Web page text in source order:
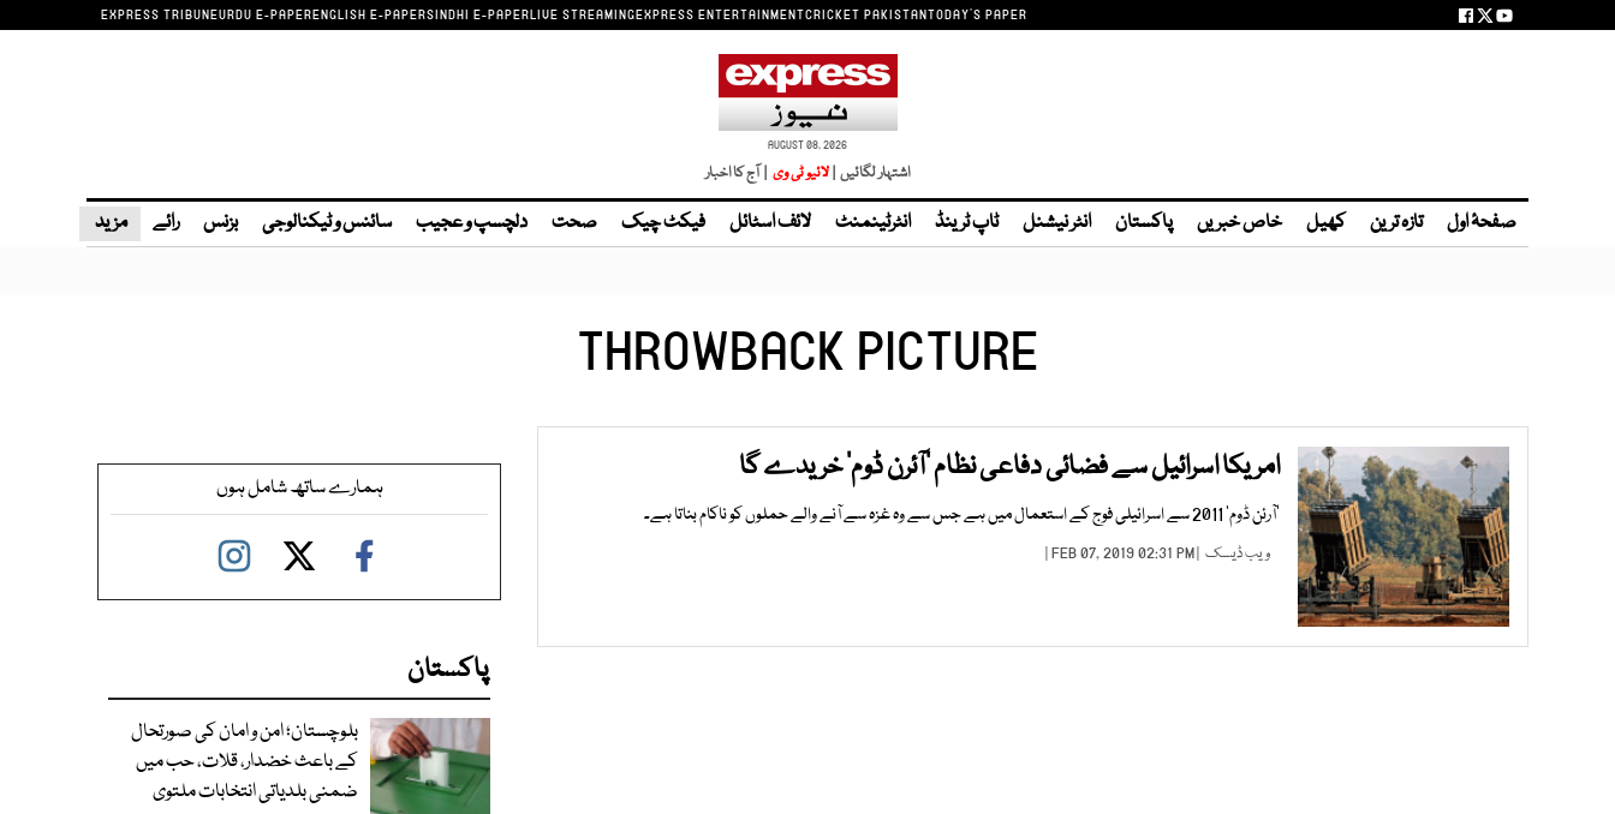
EXPRESS TRIBUNEURDU E-PAPERENGLISH E-PAPERSINDHI E-PAPERLIVE STREAMINGEXPRESS ENTERTAINMENTCRICKET PAKISTANTODAY'S PAPER
AUGUST 08, 2026
اشتہار لگائیں |لائیو ٹی وی | آج کا اخبار
صفحۂ اول تازہ ترین کھیل خاص خبریں پاکستان انٹر نیشنل ٹاپ ٹرینڈ انٹرٹینمنٹ لائف اسٹائل فیکٹ چیک صحت دلچسپ و عجیب سائنس و ٹیکنالوجی بزنس رائے مزید
THROWBACK PICTURE
امریکا اسرائیل سے فضائی دفاعی نظام ’آئرن ڈوم‘ خریدے گا
’آرئن ڈوم‘ 2011 سے اسرائیلی فوج کے استعمال میں ہے جس سے وہ غزہ سے آنے والے حملوں کو ناکام بناتا ہے۔
ویب ڈیسک | FEB 07, 2019 02:31 PM |
ہمارے ساتھ شامل ہوں
پاکستان
بلوچستان؛ امن و امان کی صورتحال
کے باعث خضدار، قلات، حب میں
ضمنی بلدیاتی انتخابات ملتوی